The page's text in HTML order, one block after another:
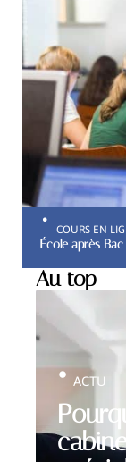
COURS EN
École après
Au top
ACTU